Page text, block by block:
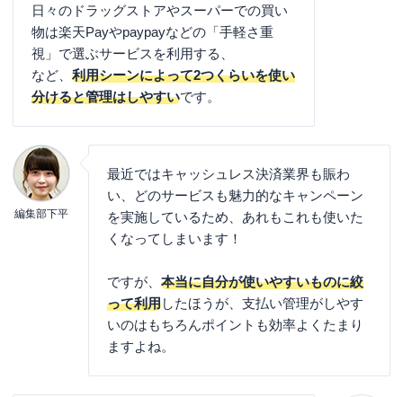
日々のドラッグストアやスーパーでの買い
物は楽天Payやpaypayなどの「手軽さ重
視」で選ぶサービスを利用する、
など、 利用シーンによって2つくらいを使い
分けると管理はしやすいです。
編集部下平
最近ではキャッシュレス決済業界も賑わ
い、どのサービスも魅力的なキャンペーン
を実施しているため、あれもこれも使いた
くなってしまいます！
ですが、 本当に自分が使いやすいものに絞
って利用したほうが、支払い管理がしやす
いのはもちろんポイントも効率よくたまり
ますよね。